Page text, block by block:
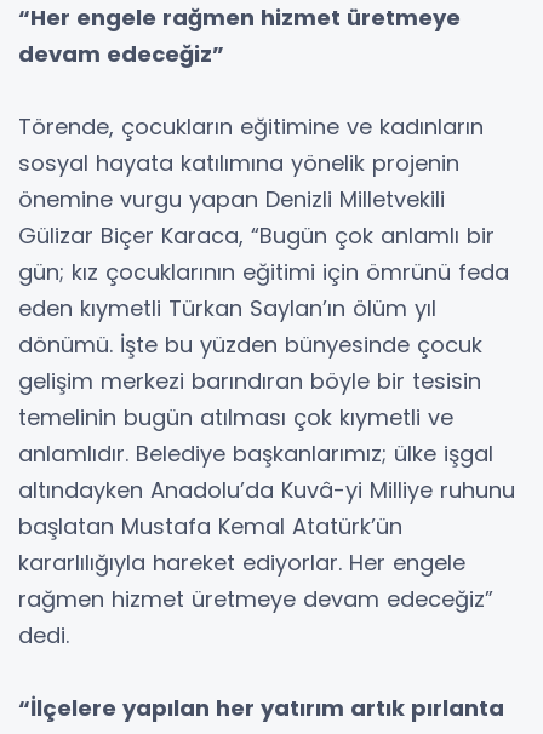
“Her engele rağmen hizmet üretmeye
devam edeceğiz”
Törende, çocukların eğitimine ve kadınların
sosyal hayata katılımına yönelik projenin
önemine vurgu yapan Denizli Milletvekili
Gülizar Biçer Karaca, “Bugün çok anlamlı bir
gün; kız çocuklarının eğitimi için ömrünü feda
eden kıymetli Türkan Saylan’ın ölüm yıl
dönümü. İşte bu yüzden bünyesinde çocuk
gelişim merkezi barındıran böyle bir tesisin
temelinin bugün atılması çok kıymetli ve
anlamlıdır. Belediye başkanlarımız; ülke işgal
altındayken Anadolu’da Kuvâ-yi Milliye ruhunu
başlatan Mustafa Kemal Atatürk’ün
kararlılığıyla hareket ediyorlar. Her engele
rağmen hizmet üretmeye devam edeceğiz”
dedi.
“İlçelere yapılan her yatırım artık pırlanta